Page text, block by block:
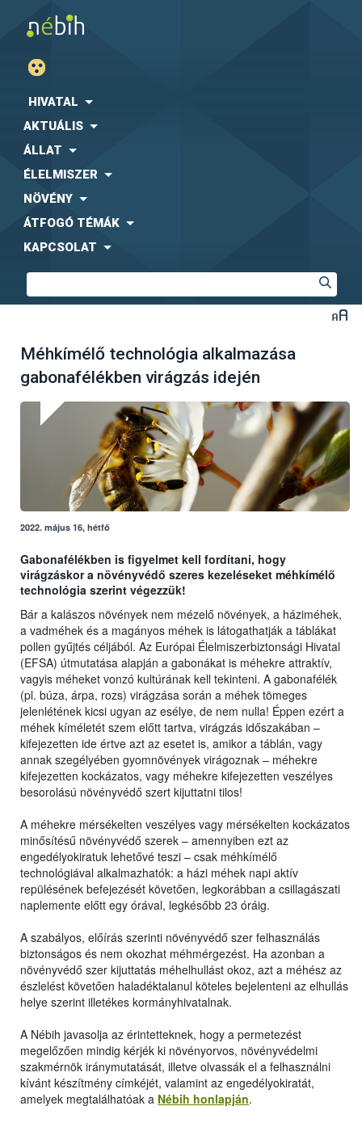
HIVATAL
AKTUÁLIS
ÁLLAT
ÉLELMISZER
NÖVÉNY
ÁTFOGÓ TÉMÁK
KAPCSOLAT
Méhkímélő technológia alkalmazása
gabonafélékben virágzás idején
2022. május 16, hétfő
Gabonafélékben is figyelmet kell fordítani, hogy
virágzáskor a növényvédő szeres kezeléseket méhkímélő
technológia szerint végezzük!
Bár a kalászos növények nem mézelő növények, a háziméhek,
a vadméhek és a magányos méhek is látogathatják a táblákat
pollen gyűjtés céljából. Az Európai Élelmiszerbiztonsági Hivatal
(EFSA) útmutatása alapján a gabonákat is méhekre attraktív,
vagyis méheket vonzó kultúrának kell tekinteni. A gabonafélék
(pl. búza, árpa, rozs) virágzása során a méhek tömeges
jelenlétének kicsi ugyan az esélye, de nem nulla! Éppen ezért a
méhek kíméletét szem előtt tartva, virágzás időszakában –
kifejezetten ide értve azt az esetet is, amikor a táblán, vagy
annak szegélyében gyomnövények virágoznak – méhekre
kifejezetten kockázatos, vagy méhekre kifejezetten veszélyes
besorolású növényvédő szert kijuttatni tilos!
A méhekre mérsékelten veszélyes vagy mérsékelten kockázatos
minősítésű növényvédő szerek – amennyiben ezt az
engedélyokiratuk lehetővé teszi – csak méhkímélő
technológiával alkalmazhatók: a házi méhek napi aktív
repülésének befejezését követően, legkorábban a csillagászati
naplemente előtt egy órával, legkésőbb 23 óráig.
A szabályos, előírás szerinti növényvédő szer felhasználás
biztonságos és nem okozhat méhmérgezést. Ha azonban a
növényvédő szer kijuttatás méhelhullást okoz, azt a méhész az
észlelést követően haladéktalanul köteles bejelenteni az elhullás
helye szerint illetékes kormányhivatalnak.
A Nébih javasolja az érintetteknek, hogy a permetezést
megelőzően mindig kérjék ki növényorvos, növényvédelmi
szakmérnök iránymutatását, illetve olvassák el a felhasználni
kívánt készítmény címkéjét, valamint az engedélyokiratát,
amelyek megtalálhatóak a Nébih honlapján.